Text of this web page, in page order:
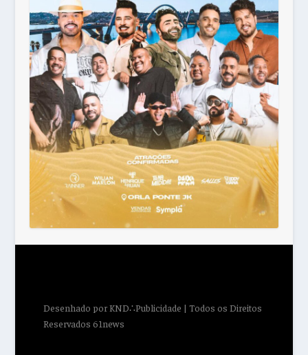
Desenhado porKND∴Publicidade | Todos os Direitos
Reservados 61news